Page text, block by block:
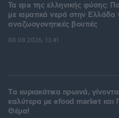
Τα spa της ελληνικής φύσης:
με ιαματικά νερά στην Ελλάδα
αναζωογονητικές βουτιές
08.08.2026, 13:41
Tα κυριακάτικα πρωινά,
καλύτερα με efood market και
Θέμα!